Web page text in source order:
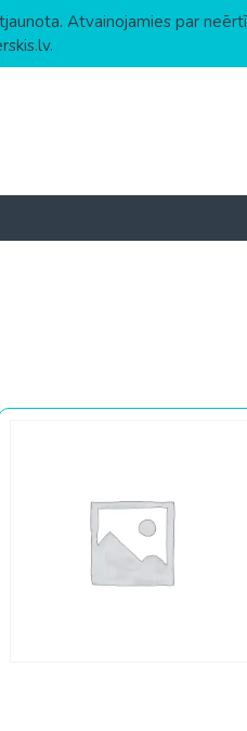
Atvainojamies par